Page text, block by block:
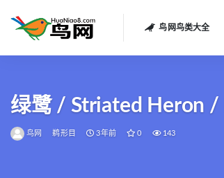
鸟网鸟类大全
绿鹭 / Striated Heron
鸟网 鹈形目 3年前 0 143